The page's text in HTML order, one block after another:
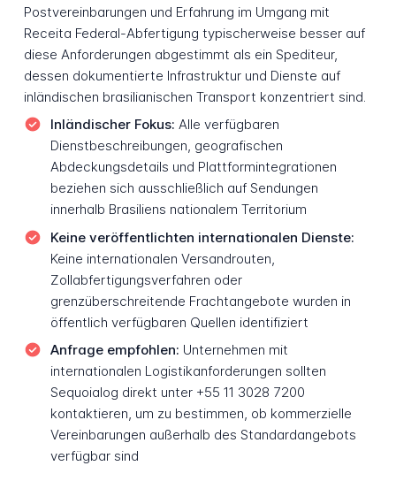
Postvereinbarungen und Erfahrung im Umgang mit
Receita Federal-Abfertigung typischerweise besser auf
diese Anforderungen abgestimmt als ein Spediteur,
dessen dokumentierte Infrastruktur und Dienste auf
inländischen brasilianischen Transport konzentriert sind.
Inländischer Fokus: Alle verfügbaren
Dienstbeschreibungen, geografischen
Abdeckungsdetails und Plattformintegrationen
beziehen sich ausschließlich auf Sendungen
innerhalb Brasiliens nationalem Territorium
Keine veröffentlichten internationalen Dienste:
Keine internationalen Versandrouten,
Zollabfertigungsverfahren oder
grenzüberschreitende Frachtangebote wurden in
öffentlich verfügbaren Quellen identifiziert
Anfrage empfohlen: Unternehmen mit
internationalen Logistikanforderungen sollten
Sequoialog direkt unter +55 11 3028 7200
kontaktieren, um zu bestimmen, ob kommerzielle
Vereinbarungen außerhalb des Standardangebots
verfügbar sind